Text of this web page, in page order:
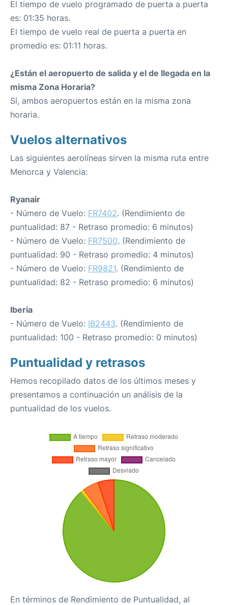
El tiempo de vuelo programado de puerta a puerta
es: 01:35 horas.
El tiempo de vuelo real de puerta a puerta en
promedio es: 01:11 horas.
¿Están el aeropuerto de salida y el de llegada en la
misma Zona Horaria?
Sí, ambos aeropuertos están en la misma zona
horaria.
Vuelos alternativos
Las siguientes aerolíneas sirven la misma ruta entre
Menorca y Valencia:
Ryanair
- Número de Vuelo: FR7402. (Rendimiento de
puntualidad: 87 - Retraso promedio: 6 minutos)
- Número de Vuelo: FR7500. (Rendimiento de
puntualidad: 90 - Retraso promedio: 4 minutos)
- Número de Vuelo: FR9821. (Rendimiento de
puntualidad: 82 - Retraso promedio: 6 minutos)
Iberia
- Número de Vuelo: IB2443. (Rendimiento de
puntualidad: 100 - Retraso promedio: 0 minutos)
Puntualidad y retrasos
Hemos recopilado datos de los últimos meses y
presentamos a continuación un análisis de la
puntualidad de los vuelos.
En términos de Rendimiento de Puntualidad, al